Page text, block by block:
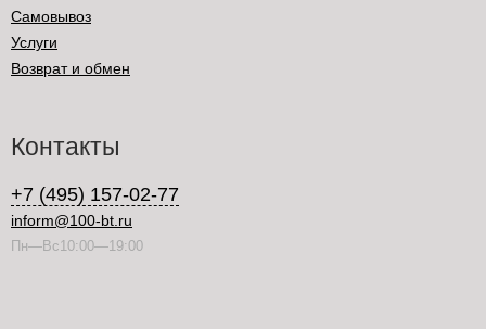
Самовывоз
Услуги
Возврат и обмен
Контакты
+7 (495) 157-02-77
inform@100-bt.ru
Пн—Вс10:00—19:00